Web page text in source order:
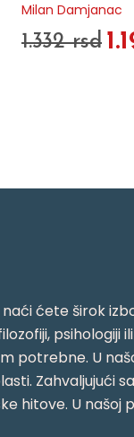
Milan Damjanac
1.332 rsd
ćete širok
psihologiji
potrebne. U
Zahvaljujući
hitove. U